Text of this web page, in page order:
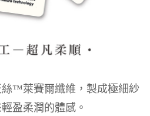
™萊賽爾纖維，製成極細紗
盈柔潤的體感。